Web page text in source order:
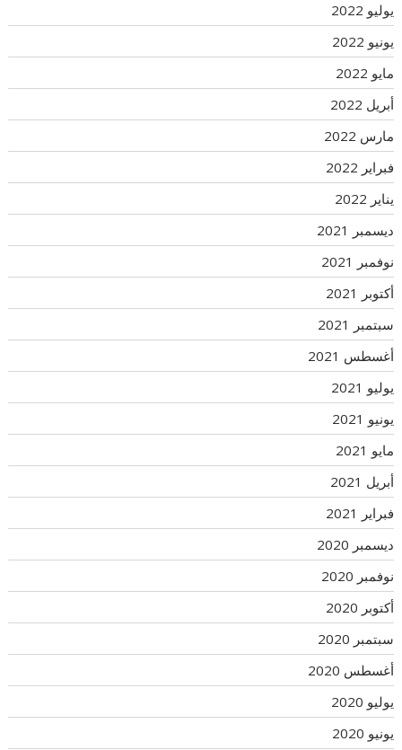
يوليو 2022
يونيو 2022
مايو 2022
أبريل 2022
مارس 2022
فبراير 2022
يناير 2022
ديسمبر 2021
نوفمبر 2021
أكتوبر 2021
سبتمبر 2021
أغسطس 2021
يوليو 2021
يونيو 2021
مايو 2021
أبريل 2021
فبراير 2021
ديسمبر 2020
نوفمبر 2020
أكتوبر 2020
سبتمبر 2020
أغسطس 2020
يوليو 2020
يونيو 2020